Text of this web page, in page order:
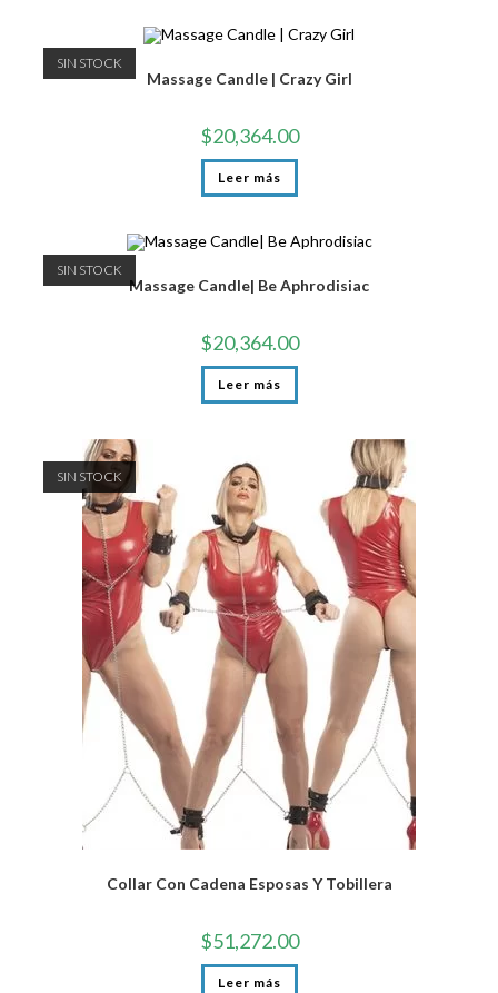
SIN STOCK
Massage Candle | Crazy Girl
$20,364.00
Leer más
SIN STOCK
Massage Candle| Be Aphrodisiac
$20,364.00
Leer más
SIN STOCK
Collar Con Cadena Esposas Y Tobillera
$51,272.00
Leer más